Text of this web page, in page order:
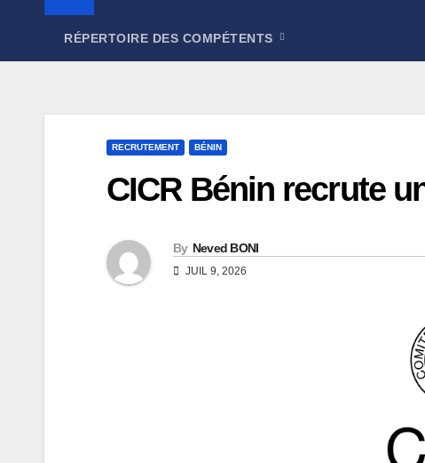
RÉPERTOIRE DES COMPÉTENTS
RECRUTEMENT BÉNIN
CICR Bénin recrute
By Neved BONI
JUIL 9, 2026